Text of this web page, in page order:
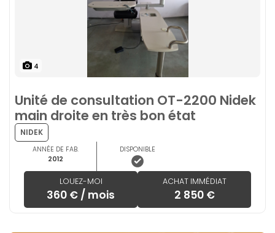
4
Unité de consultation OT-2200 Nidek
main droite en très bon état
NIDEK
ANNÉE DE FAB.
2012
DISPONIBLE
LOUEZ-MOI
360 € / mois
ACHAT IMMÉDIAT
2 850 €